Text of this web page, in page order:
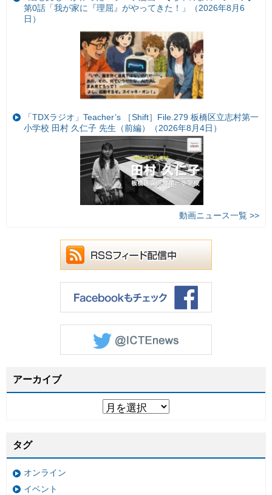
第0話「我が家に『理屈』がやってきた！」（2026年8月6
日）
「TDXラジオ」Teacher’s ［Shift］File.279 板橋区立志村第一
小学校 田村 久仁子 先生（前編）（2026年8月4日）
動画ニュース一覧 >>
アーカイブ
タグ
オンライン
イベント